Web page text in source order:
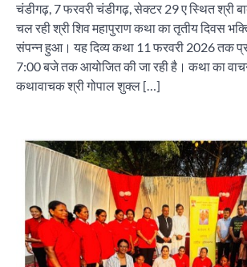
चंडीगढ़, 7 फरवरी चंडीगढ़, सेक्टर 29 ए स्थित श्री
चल रही श्री शिव महापुराण कथा का तृतीय दिवस
संपन्न हुआ। यह दिव्य कथा 11 फरवरी 2026 तक
7:00 बजे तक आयोजित की जा रही है। कथा का
कथावाचक श्री गोपाल शुक्ल […]
2
“वोकल फॉर लोकल” से “लोकल टू
का बढ़ता कदम, 12 से 15 अगस्त
भव्य भारत व्यापार महोत्सव : हरीश गर्ग
City uday August 6,